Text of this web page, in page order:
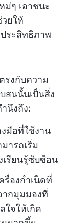
ม่ๆ เอาชนะ
ยให้
ระสิทธิภาพ
รงกับความ
สนนั้นเป็นสิ่ง
นึงถึง:
มือที่ใช้งาน
ารถเริ่ม
เรียนรู้ซับซ้อน
รื่องกำเนิดที่
ากมุมมองที่
ใจให้เกิด